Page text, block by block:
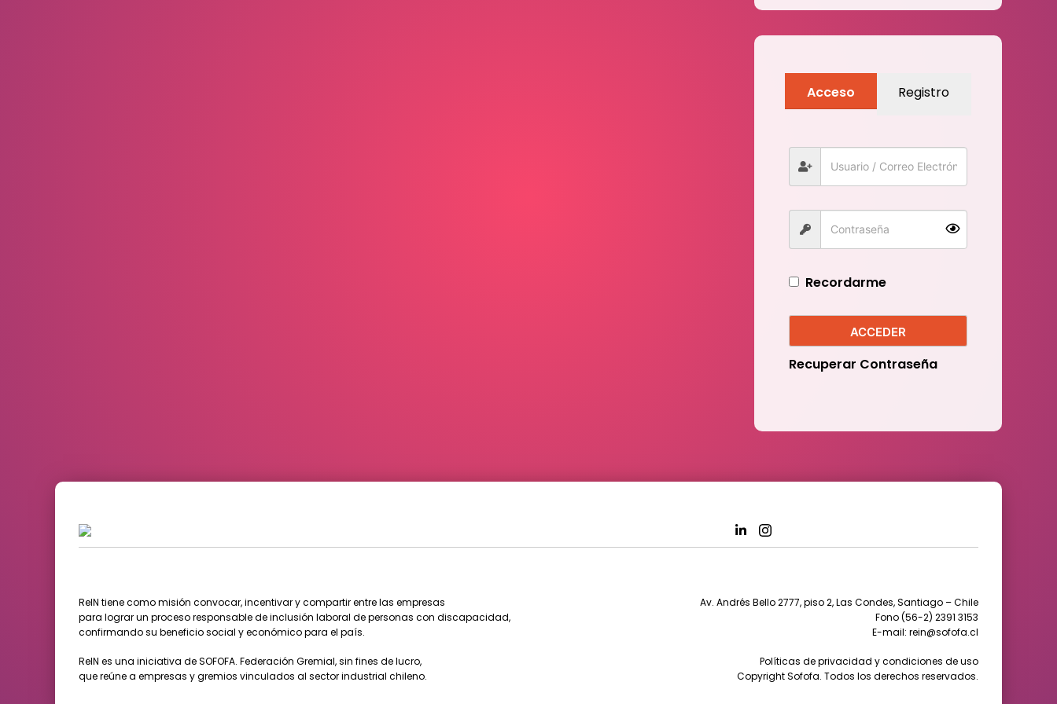
Acceso Registro
Recordarme
ACCEDER
Recuperar Contraseña
ReIN tiene como misión convocar, incentivar y compartir entre las empresas
para lograr un proceso responsable de inclusión laboral de personas con discapacidad,
confirmando su beneficio social y económico para el país.
ReIN es una iniciativa de SOFOFA. Federación Gremial, sin fines de lucro,
que reúne a empresas y gremios vinculados al sector industrial chileno.
Av. Andrés Bello 2777, piso 2, Las Condes, Santiago – Chile
Fono (56-2) 2391 3153
E-mail: rein@sofofa.cl
Políticas de privacidad y condiciones de uso
Copyright Sofofa. Todos los derechos reservados.